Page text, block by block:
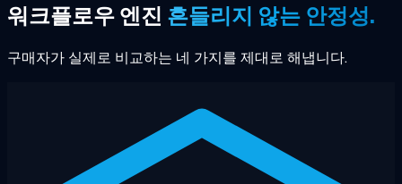
워크플로우 엔진 흔들리지 않는 안정성.
구매자가 실제로 비교하는 네 가지를 제대로 해냅니다.